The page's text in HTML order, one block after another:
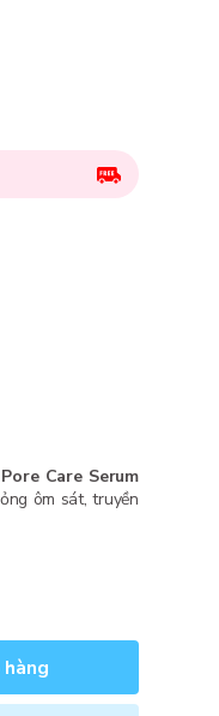
Care Serum
ôm sát, truyền